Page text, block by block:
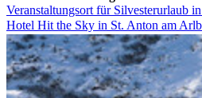
Veranstaltungsort für Silvesterurlaub
Hotel Hit the Sky in St. Anton am